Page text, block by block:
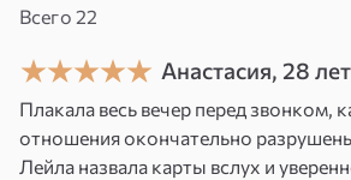
мелкие
не должно.
Всего 22
Анастасия, 28 лет
Плакала весь вечер перед звонком,
отношения окончательно
Лейла назвала карты вслух и